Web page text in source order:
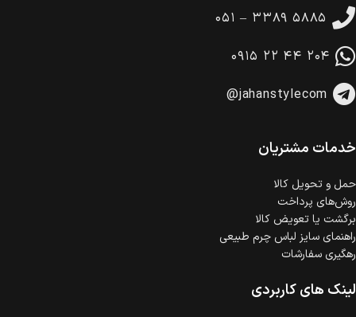
در هنگام خرید محصول، امکان انتخاب پرداخت در محل
وجود دارد.
خرید اقساطی با شرایط آسان و بدون ضامن امکان‌پذیر
است.
گارانتی معتبر برای تمامی محصولات ارائه می‌شود.
۰۵۱ – ۳۳۸۹ ۵۸۸۵
۰۹۱۵ ۲۲ ۴۴ ۲۰۴
@jahanstylecom
خدمات مشتریان
حمل‌ و تحویل کالا
روش‌های پرداخت
برگشت یا تعویض کالا
راهنمای سایز لباس چرم طبیعی
رهگیری سفارشات
لینک های کاربردی